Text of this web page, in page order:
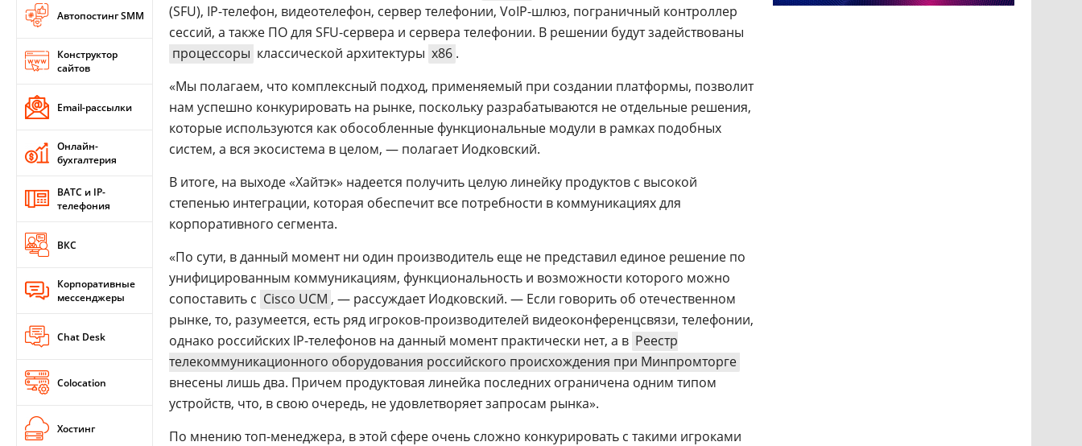
Автопостинг SMM
Конструктор
сайтов
Email-рассылки
Онлайн-
бухгалтерия
ВАТС и IP-
телефония
ВКС
Корпоративные
мессенджеры
Chat Desk
Colocation
Хостинг
(SFU), IP-телефон, видеотелефон, сервер телефонии, VoIP-шлюз, пограничный контроллер
сессий, а также ПО для SFU-сервера и сервера телефонии. В решении будут задействованы
процессоры классической архитектуры x86 .
«Мы полагаем, что комплексный подход, применяемый при создании платформы, позволит
нам успешно конкурировать на рынке, поскольку разрабатываются не отдельные решения,
которые используются как обособленные функциональные модули в рамках подобных
систем, а вся экосистема в целом, — полагает Иодковский.
В итоге, на выходе «Хайтэк» надеется получить целую линейку продуктов с высокой
степенью интеграции, которая обеспечит все потребности в коммуникациях для
корпоративного сегмента.
«По сути, в данный момент ни один производитель еще не представил единое решение по
унифицированным коммуникациям, функциональность и возможности которого можно
сопоставить с Cisco UCM , — рассуждает Иодковский. — Если говорить об отечественном
рынке, то, разумеется, есть ряд игроков-производителей видеоконференцсвязи, телефонии,
однако российских IP-телефонов на данный момент практически нет, а в Реестр
телекоммуникационного оборудования российского происхождения при Минпромторге
внесены лишь два. Причем продуктовая линейка последних ограничена одним типом
устройств, что, в свою очередь, не удовлетворяет запросам рынка».
По мнению топ-менеджера, в этой сфере очень сложно конкурировать с такими игроками